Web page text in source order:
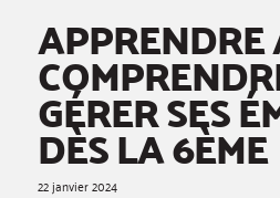
APPRENDRE
GÉRER SES
DÈS LA 6ÈME
22 janvier 2024